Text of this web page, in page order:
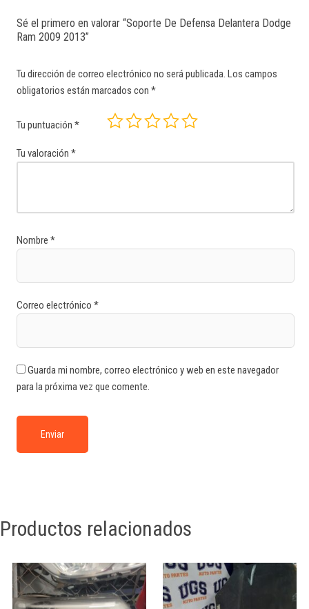
Sé el primero en valorar “Soporte De Defensa Delantera Dodge
Ram 2009 2013”
Tu dirección de correo electrónico no será publicada. Los campos
obligatorios están marcados con *
Tu puntuación *
Tu valoración *
Nombre *
Correo electrónico *
Guarda mi nombre, correo electrónico y web en este navegador
para la próxima vez que comente.
Productos relacionados